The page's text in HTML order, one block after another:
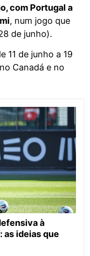
com Portugal a
, num jogo que
de junho).
11 de junho a 19
Canadá e no
à
as ideias que